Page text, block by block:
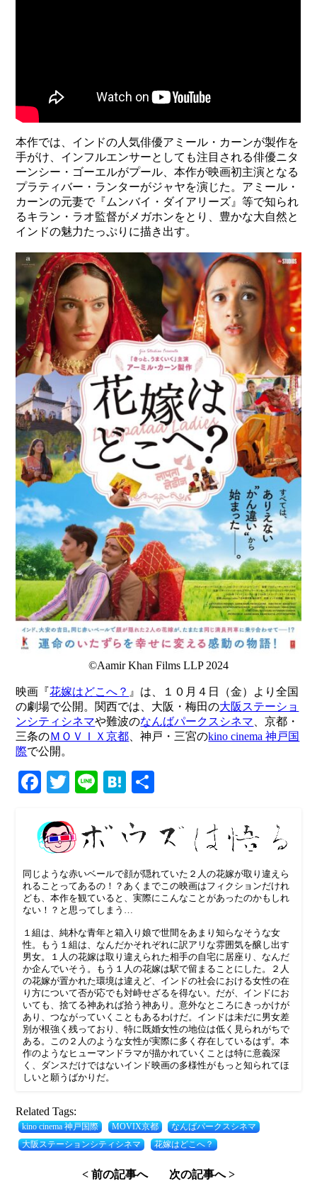
本作では、インドの人気俳優アミール・カーンが製作を
手がけ、インフルエンサーとしても注目される俳優ニタ
ーンシー・ゴーエルがプール、本作が映画初主演となる
プラティバー・ランターがジャヤを演じた。アミール・
カーンの元妻で『ムンバイ・ダイアリーズ』等で知られ
るキラン・ラオ監督がメガホンをとり、豊かな大自然と
インドの魅力たっぷりに描き出す。
©Aamir Khan Films LLP 2024
映画『花嫁はどこへ？ 』は、１０月４日（金）より全国
の劇場で公開。関西では、大阪・梅田の大阪ステーショ
ンシティシネマや難波のなんばパークスシネマ 、京都・
三条のＭＯＶＩＸ京都 、神戸・三宮のkino cinema 神戸国
際で公開。
Facebook
TwitterLineHatena
同じような赤いベールで顔が隠れていた２人の花嫁が取り違えら
れることってあるの！？あくまでこの映画はフィクションだけれ
ども、本作を観ていると、実際にこんなことがあったのかもしれ
ない！？と思ってしまう…
１組は、純朴な青年と箱入り娘で世間をあまり知らなそうな女
性。もう１組は、なんだかそれぞれに訳アリな雰囲気を醸し出す
男女。１人の花嫁は取り違えられた相手の自宅に居座り、なんだ
か企んでいそう。もう１人の花嫁は駅で留まることにした。２人
の花嫁が置かれた環境は違えど、インドの社会における女性の在
り方について否が応でも対峙せざるを得ない。だが、インドにお
いても、捨てる神あれば拾う神あり。意外なところにきっかけが
あり、つながっていくこともあるわけだ。インドは未だに男女差
別が根強く残っており、特に既婚女性の地位は低く見られがちで
ある。この２人のような女性が実際に多く存在しているはず。本
作のようなヒューマンドラマが描かれていくことは特に意義深
く、ダンスだけではないインド映画の多様性がもっと知られてほ
しいと願うばかりだ。
Related Tags:
kino cinema 神戸国際 MOVIX京都
なんばパークスシネマ
大阪ステーションシティシネマ
花嫁はどこへ？
< 前の記事へ 次の記事へ >